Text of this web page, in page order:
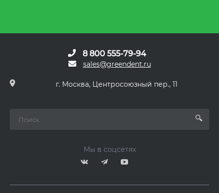
8 800 555-79-94
sales@greendent.ru
г. Москва, Центросоюзный пер., 11
Мы в соцсетях